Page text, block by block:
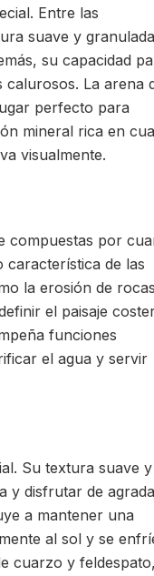
Entre las
suave y
su capacidad
La arena
perfecto para
mineral rica en
visualmente.
compuestas por
de las
la erosión de
el paisaje
funciones
el agua y servir
Su textura suave y
y disfrutar de
a mantener una
al sol y se
cuarzo y